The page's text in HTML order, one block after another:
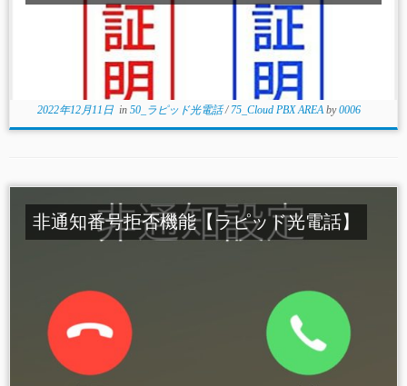
2022年12月11日in 50_ラピッド光電話/ 75_Cloud PBX AREAby0006
非通知番号拒否機能【ラピッド光電話】